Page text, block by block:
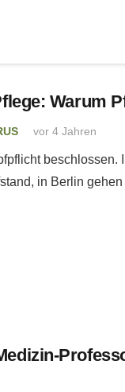
Warum
vor 4 Jahren
beschlossen.
in Berlin